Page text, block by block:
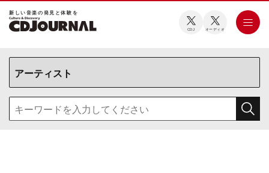
新しい⾳楽の発⾒と体験を
CDJ オーディオ